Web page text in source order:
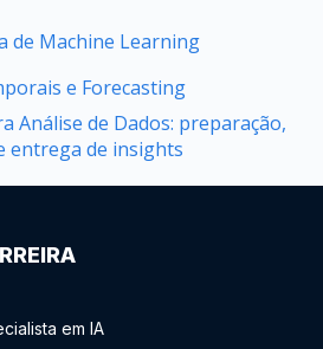
de Machine Learning
e Forecasting
Análise de Dados: preparação,
entrega de insights
em IA